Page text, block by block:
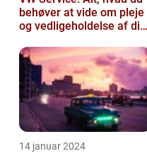
behøver at vide om pleje
og vedligeholdelse af din
14 januar 2024